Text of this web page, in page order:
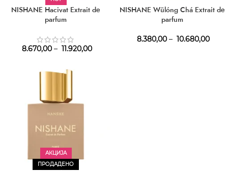
NISHANE Hacivat Extrait de
parfum
8.670,00 – 11.920,00
NISHANE Wūlóng Chá Extrait de
parfum
8.380,00 – 10.680,00
АКЦИЈА
ПРОДАДЕНО